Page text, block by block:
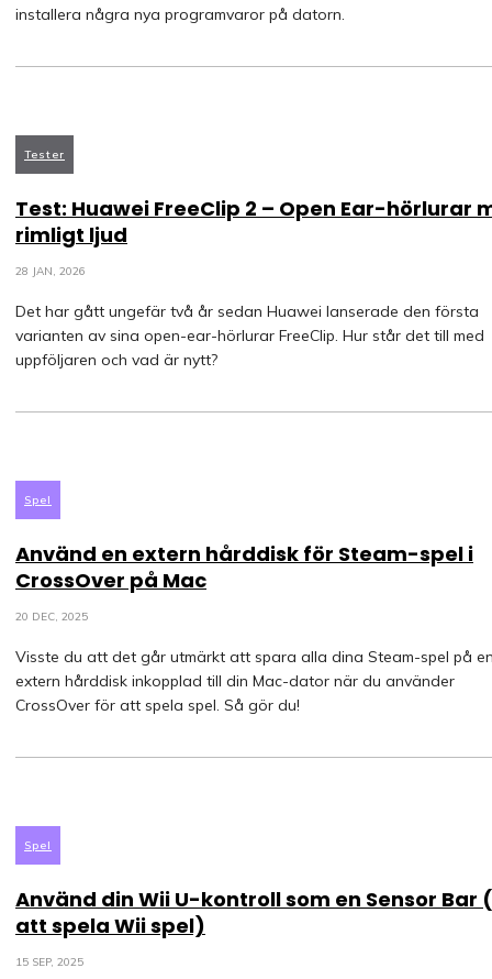
installera några nya programvaror på datorn.
Tester
Test: Huawei FreeClip 2 – Open Ear-hörlurar
rimligt ljud
28 JAN, 2026
Det har gått ungefär två år sedan Huawei lanserade den första
varianten av sina open-ear-hörlurar FreeClip. Hur står det till med
uppföljaren och vad är nytt?
Spel
Använd en extern hårddisk för Steam-spel i
CrossOver på Mac
20 DEC, 2025
Visste du att det går utmärkt att spara alla dina Steam-spel på
extern hårddisk inkopplad till din Mac-dator när du använder
CrossOver för att spela spel. Så gör du!
Spel
Använd din Wii U-kontroll som en Sensor Bar
att spela Wii spel)
15 SEP, 2025